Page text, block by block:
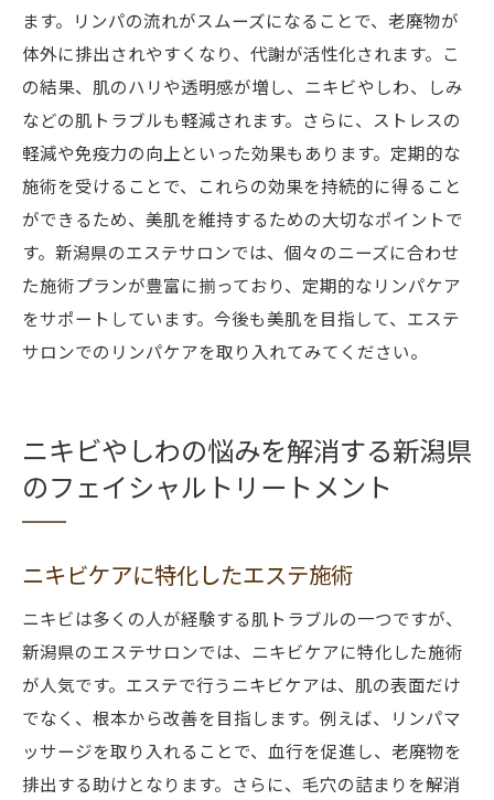
ます。リンパの流れがスムーズになることで、老廃物が
体外に排出されやすくなり、代謝が活性化されます。こ
の結果、肌のハリや透明感が増し、ニキビやしわ、しみ
などの肌トラブルも軽減されます。さらに、ストレスの
軽減や免疫力の向上といった効果もあります。定期的な
施術を受けることで、これらの効果を持続的に得ること
ができるため、美肌を維持するための大切なポイントで
す。新潟県のエステサロンでは、個々のニーズに合わせ
た施術プランが豊富に揃っており、定期的なリンパケア
をサポートしています。今後も美肌を目指して、エステ
サロンでのリンパケアを取り入れてみてください。
ニキビやしわの悩みを解消する新潟県
のフェイシャルトリートメント
ニキビケアに特化したエステ施術
ニキビは多くの人が経験する肌トラブルの一つですが、
新潟県のエステサロンでは、ニキビケアに特化した施術
が人気です。エステで行うニキビケアは、肌の表面だけ
でなく、根本から改善を目指します。例えば、リンパマ
ッサージを取り入れることで、血行を促進し、老廃物を
排出する助けとなります。さらに、毛穴の詰まりを解消